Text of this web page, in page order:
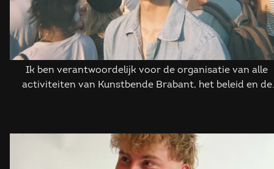
Ik ben verantwoordelijk voor de organisatie van alle
activiteiten van Kunstbende Brabant, het beleid en de